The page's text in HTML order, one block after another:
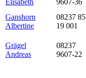
Elisabeth
9607-36
Ganshorn
Albertine
08237 85
19 001
Grägel
Andreas
08237
9607-22